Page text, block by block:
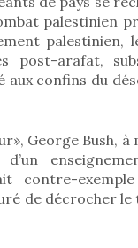
palestinien
palestinien,
post-arafat,
aux confins du
George Bush, à
contre-
de décrocher